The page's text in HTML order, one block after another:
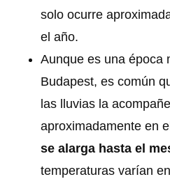
solo ocurre
el año.
Aunque es una época
Budapest, es común
las lluvias la
aproximadamente en
se alarga hasta el
temperaturas varían